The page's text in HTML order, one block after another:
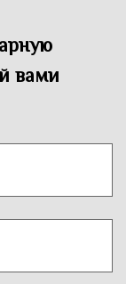
вами